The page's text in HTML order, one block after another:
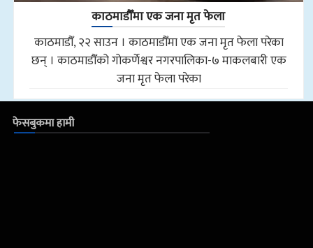
काठमाडौँमा एक जना मृत फेला
काठमाडौँ, २२ साउन । काठमाडौँमा एक जना मृत फेला परेका
छन् । काठमाडौँको गोकर्णेश्वर नगरपालिका-७ माकलबारी एक
जना मृत फेला परेका
फेसबुकमा हामी